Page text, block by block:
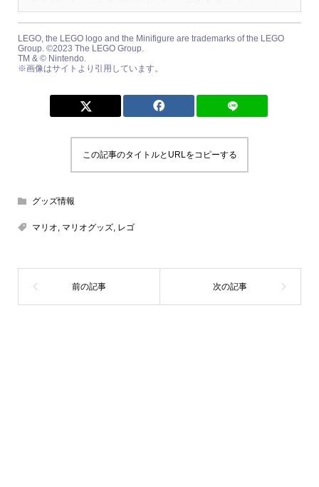
LEGO, the LEGO logo and the Minifigure are trademarks of the LEGO
Group. ©2023 The LEGO Group.
TM & © Nintendo.
※画像はサイトより引用しています。
この記事のタイトルとURLをコピーする
グッズ情報
マリオ, マリオグッズ, レゴ